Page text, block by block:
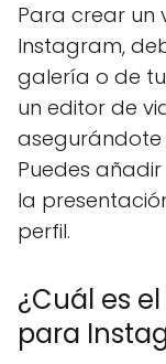
Para crear un
Instagram,
galería o de
un editor de
asegurándote
Puedes
la
perfil.
¿Cuál es
para